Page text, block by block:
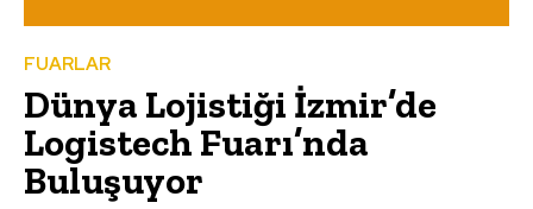
FUARLAR
Dünya Lojistiği İzmir’de
Logistech Fuarı’nda
Buluşuyor